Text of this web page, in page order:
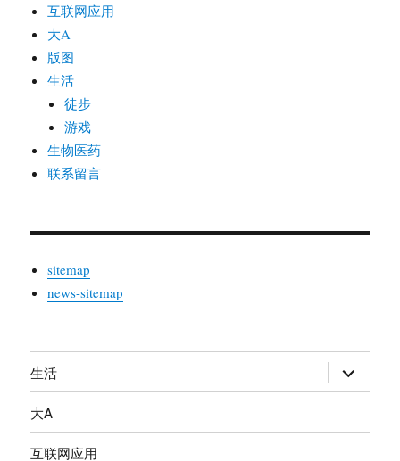
互联网应用
大A
版图
生活
徒步
游戏
生物医药
联系留言
sitemap
news-sitemap
生活
开
大A
互联网应用